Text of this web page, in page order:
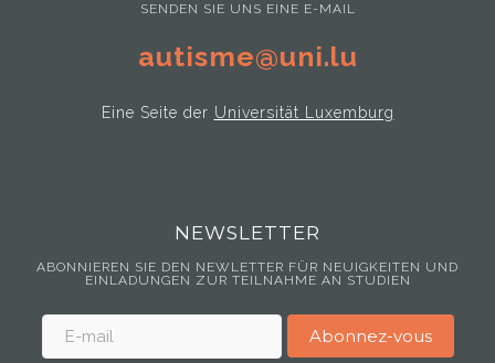
SENDEN SIE UNS EINE E-MAIL
autisme@uni.lu
Eine Seite der Universität Luxemburg
NEWSLETTER
ABONNIEREN SIE DEN NEWLETTER FÜR NEUIGKEITEN UND
EINLADUNGEN ZUR TEILNAHME AN STUDIEN